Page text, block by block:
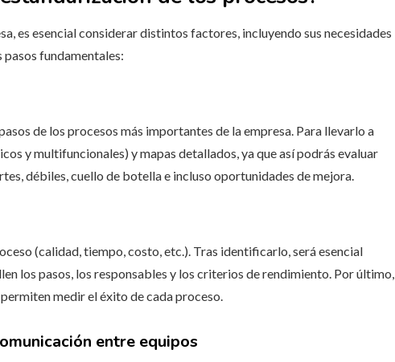
es esencial considerar distintos factores, incluyendo sus necesidades
fundamentales:
de los procesos más importantes de la empresa. Para llevarlo a
y multifuncionales) y mapas detallados, ya que así podrás evaluar
débiles, cuello de botella e incluso oportunidades de mejora.
(calidad, tiempo, costo, etc.). Tras identificarlo, será esencial
los pasos, los responsables y los criterios de rendimiento. Por último,
medir el éxito de cada proceso.
entre equipos